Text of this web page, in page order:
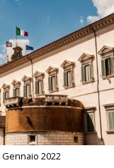
Gennaio 2022